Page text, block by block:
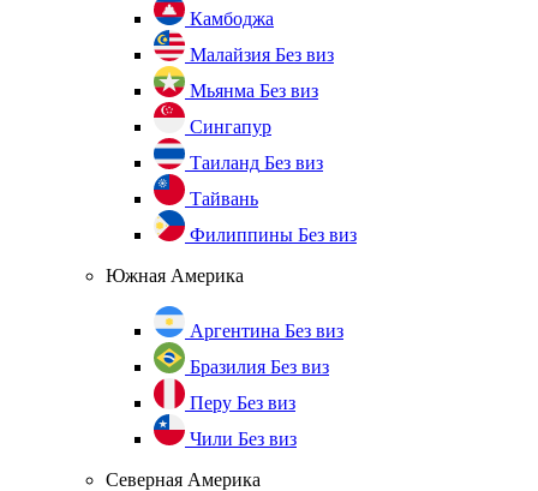
Камбоджа
Малайзия Без виз
Мьянма Без виз
Сингапур
Таиланд Без виз
Тайвань
Филиппины Без виз
Южная Америка
Аргентина Без виз
Бразилия Без виз
Перу Без виз
Чили Без виз
Северная Америка